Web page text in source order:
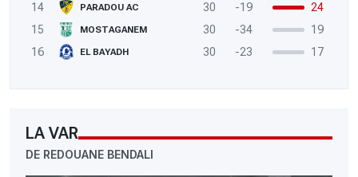
14
PARADOU AC 30 -19
24
15
MOSTAGANEM 30 -34
19
16
EL BAYADH 30 -23 17
LA VAR
DE REDOUANE BENDALI